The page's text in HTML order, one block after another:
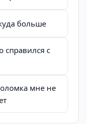
больше
справился с
мне не